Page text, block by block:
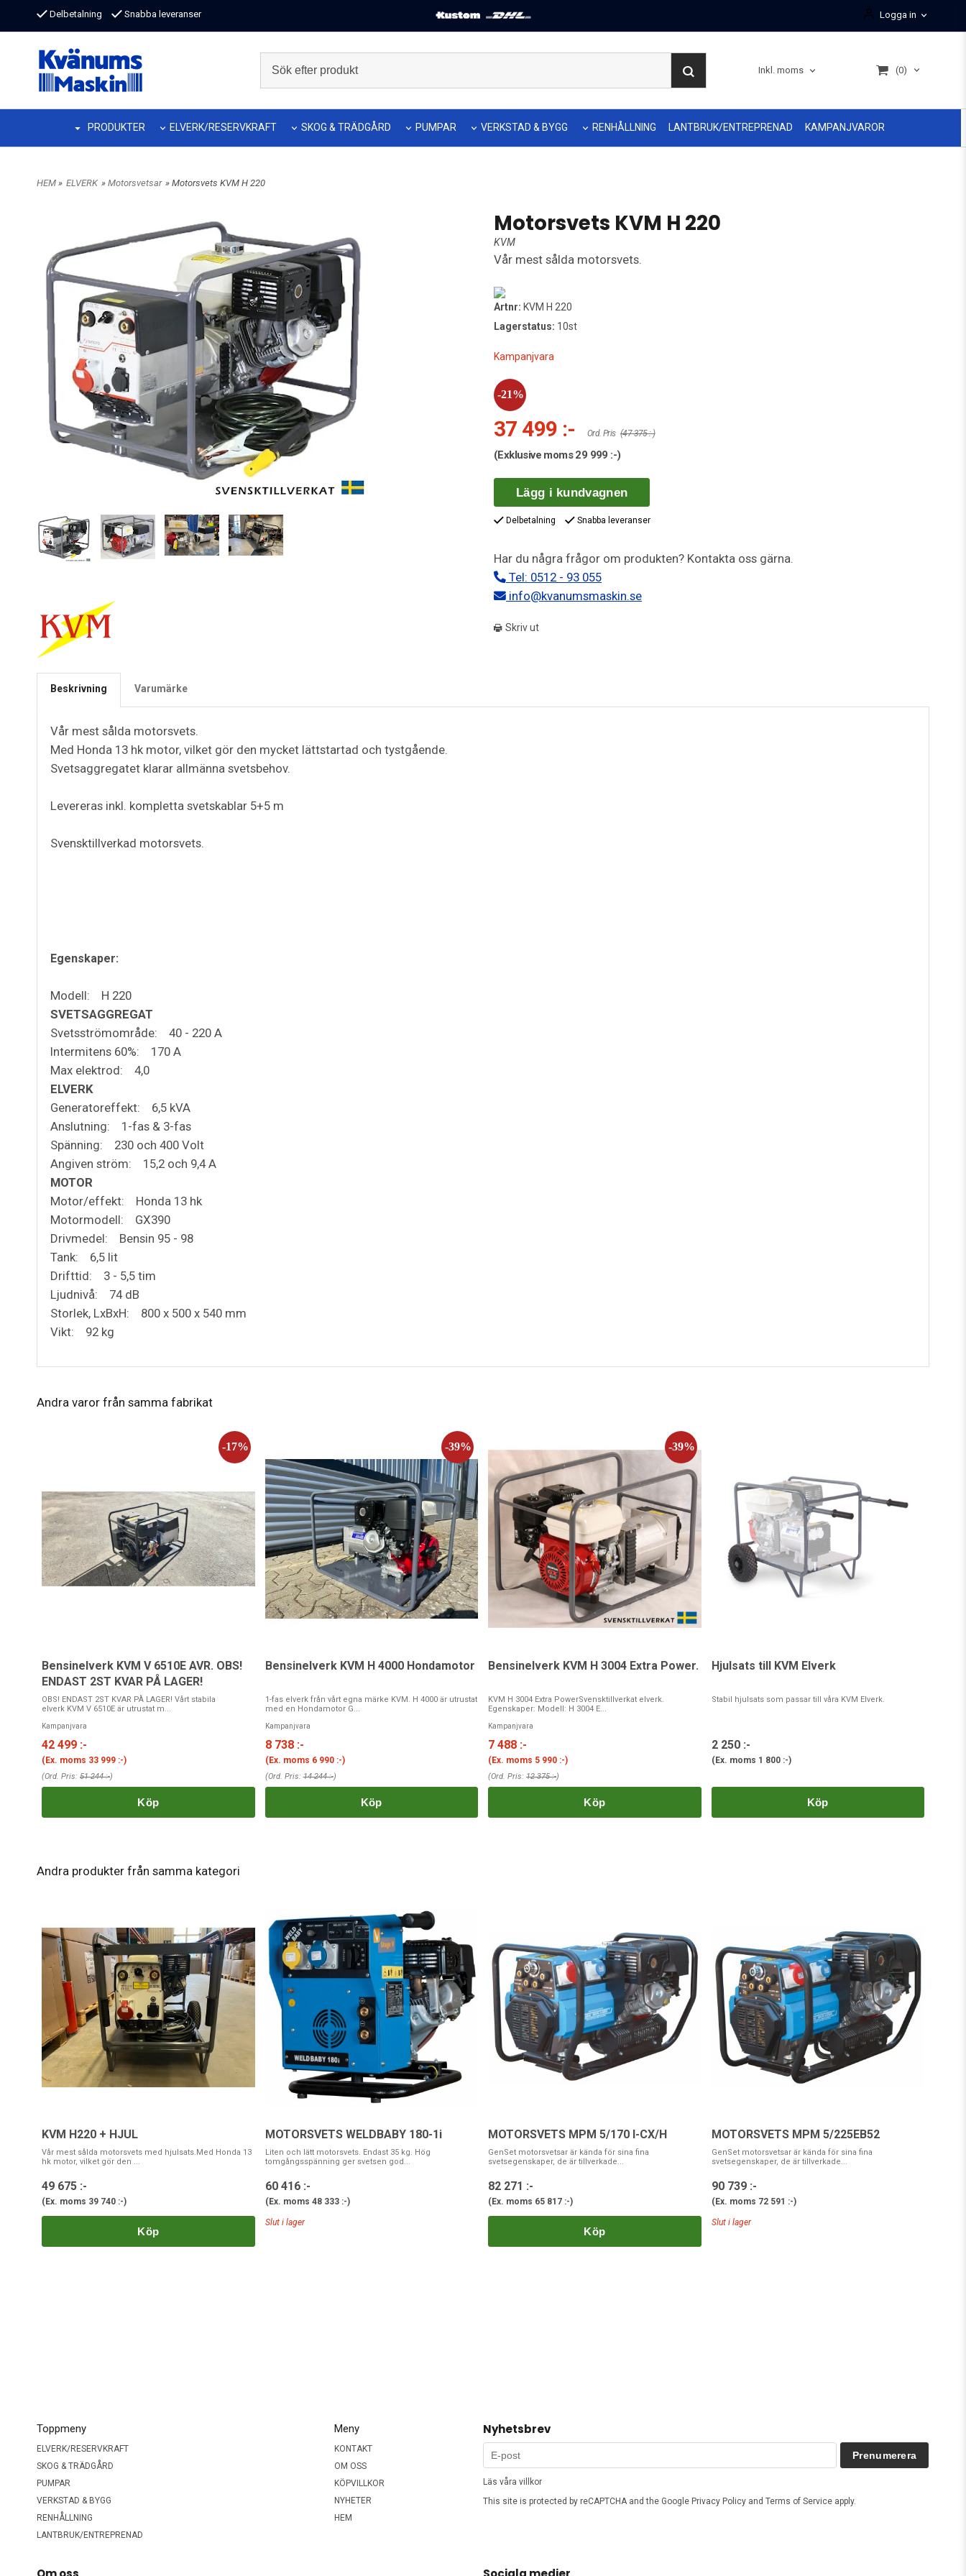
Delbetalning Snabba leveranser Logga in
Inkl. moms (0)
PRODUKTER ELVERK/RESERVKRAFT SKOG & TRÄDGÅRD PUMPAR VERKSTAD & BYGG RENHÅLLNING LANTBRUK/ENTREPRENAD KAMPANJVAROR
HEM » ELVERK » Motorsvetsar » Motorsvets KVM H 220
Motorsvets KVM H 220
KVM
Vår mest sålda motorsvets.
Artnr: KVM H 220
Lagerstatus: 10st
Kampanjvara
37 499 :- Ord. Pris (47 375 :-)
(Exklusive moms29 999 :-)
Lägg i kundvagnen
Delbetalning Snabba leveranser
Har du några frågor om produkten? Kontakta oss gärna.
Tel: 0512 - 93 055
info@kvanumsmaskin.se
Skriv ut
Beskrivning Varumärke
Vår mest sålda motorsvets.
Med Honda 13 hk motor, vilket gör den mycket lättstartad och tystgående.
Svetsaggregatet klarar allmänna svetsbehov.
Levereras inkl. kompletta svetskablar 5+5 m
Svensktillverkad motorsvets.
Egenskaper:
Modell: H 220
SVETSAGGREGAT
Svetsströmområde: 40 - 220 A
Intermitens 60%: 170 A
Max elektrod: 4,0
ELVERK
Generatoreffekt: 6,5 kVA
Anslutning: 1-fas & 3-fas
Spänning: 230 och 400 Volt
Angiven ström: 15,2 och 9,4 A
MOTOR
Motor/effekt: Honda 13 hk
Motormodell: GX390
Drivmedel: Bensin 95 - 98
Tank: 6,5 lit
Drifttid: 3 - 5,5 tim
Ljudnivå: 74 dB
Storlek, LxBxH: 800 x 500 x 540 mm
Vikt: 92 kg
Andra varor från samma fabrikat
Bensinelverk KVM V 6510E AVR. OBS!
ENDAST 2ST KVAR PÅ LAGER!
OBS! ENDAST 2ST KVAR PÅ LAGER! Vårt stabila
elverk KVM V 6510E är utrustat m...
Kampanjvara
42 499 :-
(Ex. moms 33 999 :-)
(Ord. Pris: 51 244 :-)
Köp
Bensinelverk KVM H 4000 Hondamotor
1-fas elverk från vårt egna märke KVM. H 4000 är utrustat
med en Hondamotor G...
Kampanjvara
8 738 :-
(Ex. moms 6 990 :-)
(Ord. Pris:14 244 :-)
Köp
Bensinelverk KVM H 3004 Extra Power.
KVM H 3004 Extra PowerSvensktillverkat elverk.
Egenskaper: Modell: H 3004 E...
Kampanjvara
7 488 :-
(Ex. moms 5 990 :-)
(Ord. Pris: 12 375 :-)
Köp
Hjulsats till KVM Elverk
Stabil hjulsats som passar till våra KVM Elverk.
2 250 :-
(Ex. moms 1 800 :-)
Köp
Andra produkter från samma kategori
KVM H220 + HJUL
Vår mest sålda motorsvets med hjulsats.Med Honda 13
hk motor, vilket gör den ...
49 675 :-
(Ex. moms 39 740 :-)
Köp
MOTORSVETS WELDBABY 180-1i
Liten och lätt motorsvets. Endast 35 kg. Hög
tomgångsspänning ger svetsen god...
60 416 :-
(Ex. moms 48 333 :-)
Slut i lager
MOTORSVETS MPM 5/170 I-CX/H
GenSet motorsvetsar är kända för sina fina
svetsegenskaper, de är tillverkade...
82 271 :-
(Ex. moms 65 817 :-)
Köp
MOTORSVETS MPM 5/225EB52
GenSet motorsvetsar är kända för sina fina
svetsegenskaper, de är tillverkade...
90 739 :-
(Ex. moms 72 591 :-)
Slut i lager
Toppmeny
ELVERK/RESERVKRAFT
SKOG & TRÄDGÅRD
PUMPAR
VERKSTAD & BYGG
RENHÅLLNING
LANTBRUK/ENTREPRENAD
Meny
KONTAKT
OM OSS
KÖPVILLKOR
NYHETER
HEM
Nyhetsbrev
Prenumerera
Läs våra villkor
This site is protected by reCAPTCHA and the Google Privacy Policy and Terms of Service apply.